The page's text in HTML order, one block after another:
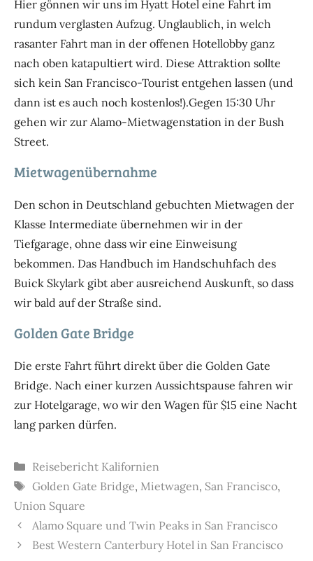
Hier gönnen wir uns im Hyatt Hotel eine Fahrt im
rundum verglasten Aufzug. Unglaublich, in welch
rasanter Fahrt man in der offenen Hotellobby ganz
nach oben katapultiert wird. Diese Attraktion sollte
sich kein San Francisco-Tourist entgehen lassen (und
dann ist es auch noch kostenlos!).Gegen 15:30 Uhr
gehen wir zur Alamo-Mietwagenstation in der Bush
Street.
Mietwagenübernahme
Den schon in Deutschland gebuchten Mietwagen der
Klasse Intermediate übernehmen wir in der
Tiefgarage, ohne dass wir eine Einweisung
bekommen. Das Handbuch im Handschuhfach des
Buick Skylark gibt aber ausreichend Auskunft, so dass
wir bald auf der Straße sind.
Golden Gate Bridge
Die erste Fahrt führt direkt über die Golden Gate
Bridge. Nach einer kurzen Aussichtspause fahren wir
zur Hotelgarage, wo wir den Wagen für $15 eine Nacht
lang parken dürfen.
Kategorien
Reisebericht Kalifornien
Schlagwörter
Golden Gate Bridge, Mietwagen, San Francisco,
Union Square
Alamo Square und Twin Peaks in San Francisco
Best Western Canterbury Hotel in San Francisco